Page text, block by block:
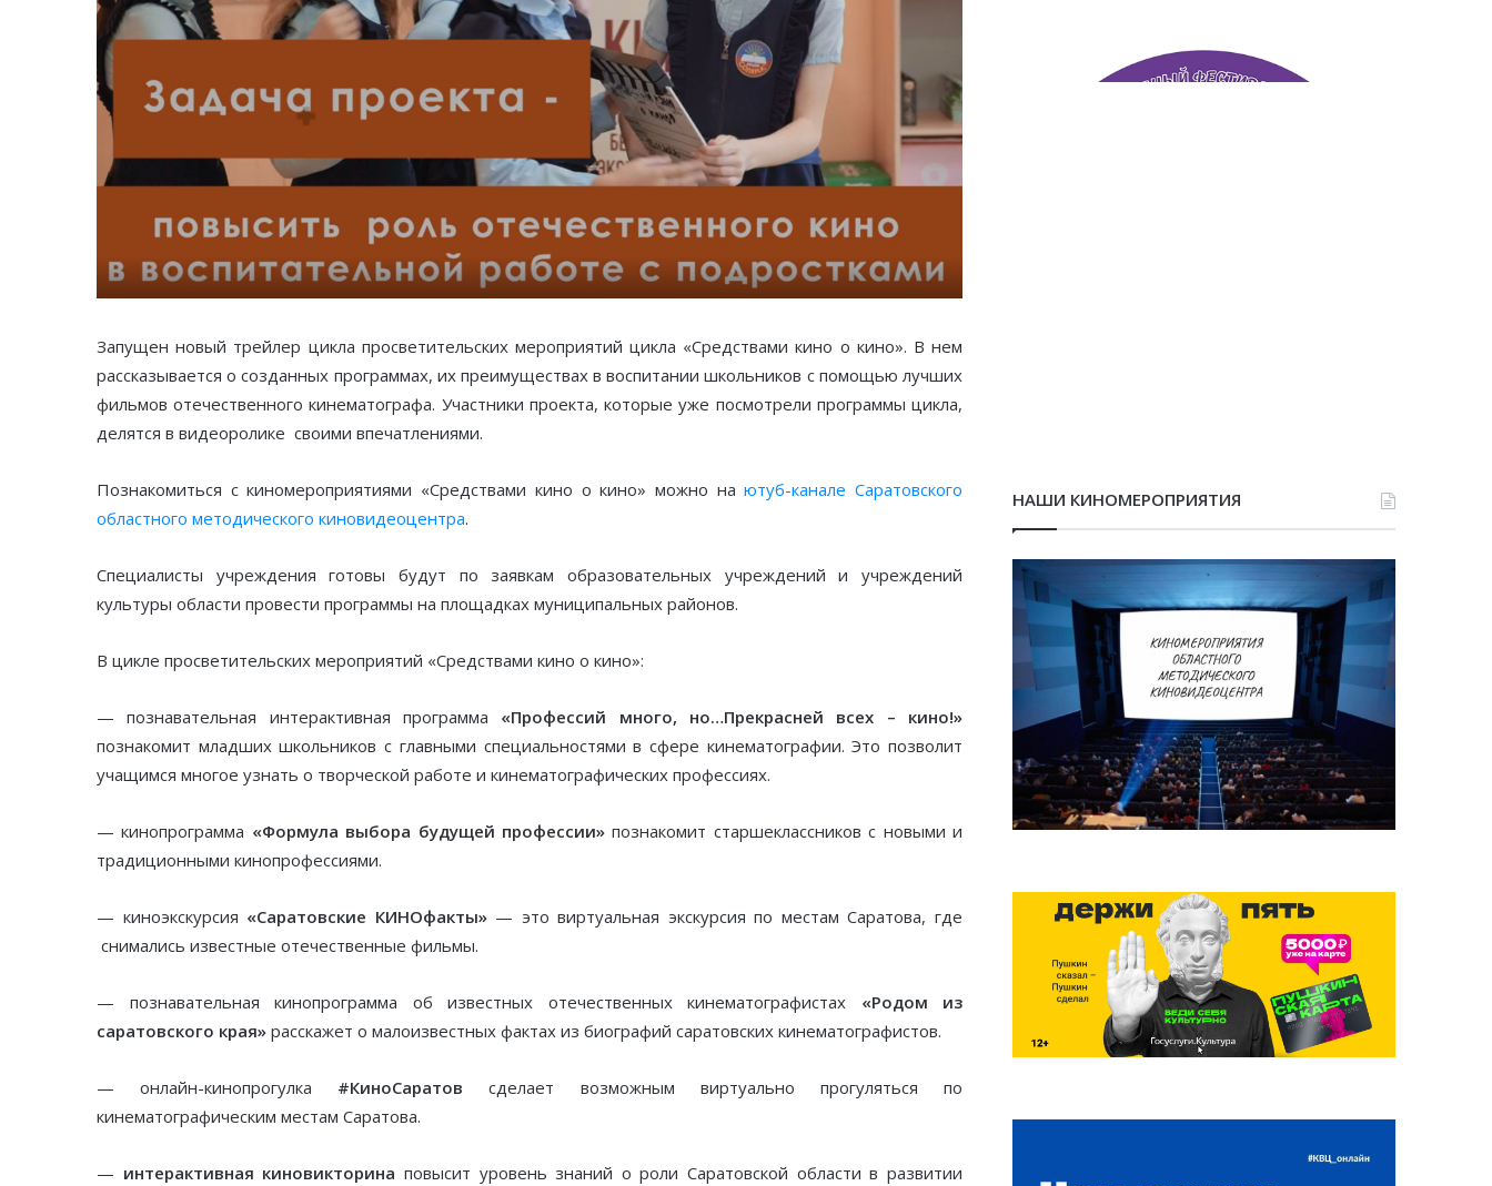
Запущен новый трейлер цикла просветительских мероприятий цикла «Средствами кино о кино». В нем
рассказывается о созданных программах, их преимуществах в воспитании школьников с помощью лучших
фильмов отечественного кинематографа. Участники проекта, которые уже посмотрели программы цикла,
делятся в видеоролике своими впечатлениями.
Познакомиться с киномероприятиями «Средствами кино о кино» можно наютуб-канале Саратовского
областного методического киновидеоцентра.
Специалисты учреждения готовы будут по заявкам образовательных учреждений и учреждений
культуры области провести программы на площадках муниципальных районов.
В цикле просветительских мероприятий «Средствами кино о кино»:
— познавательная интерактивная программа «Профессий много, но…Прекрасней всех – кино!»
познакомит младших школьников с главными специальностями в сфере кинематографии. Это позволит
учащимся многое узнать о творческой работе и кинематографических профессиях.
— кинопрограмма «Формула выбора будущей профессии» познакомит старшеклассников с новыми и
традиционными кинопрофессиями.
— киноэкскурсия «Саратовские КИНОфакты»— это виртуальная экскурсия по местам Саратова, где
снимались известные отечественные фильмы.
— познавательная кинопрограмма об известных отечественных кинематографистах «Родом из
саратовского края» расскажет о малоизвестных фактах из биографий саратовских кинематографистов.
— онлайн-кинопрогулка #КиноСаратов сделает возможным виртуально прогуляться по
кинематографическим местам Саратова.
— интерактивная киновикторина повысит уровень знаний о роли Саратовской области в развитии
НАШИ КИНОМЕРОПРИЯТИЯ